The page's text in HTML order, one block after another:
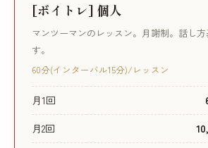
[ボイトレ] 個人
マンツーマンのレッスン。月謝制。話し
す。
60分(インターバル15分)/レッスン
月1回
月2回